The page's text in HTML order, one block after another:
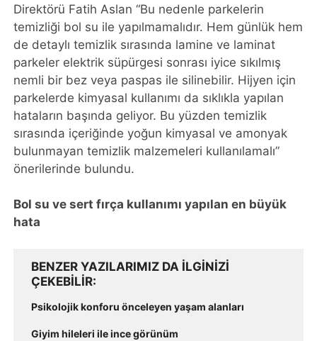
Direktörü Fatih Aslan “Bu nedenle parkelerin
temizliği bol su ile yapılmamalıdır. Hem günlük hem
de detaylı temizlik sırasında lamine ve laminat
parkeler elektrik süpürgesi sonrası iyice sıkılmış
nemli bir bez veya paspas ile silinebilir. Hijyen için
parkelerde kimyasal kullanımı da sıklıkla yapılan
hataların başında geliyor. Bu yüzden temizlik
sırasında içeriğinde yoğun kimyasal ve amonyak
bulunmayan temizlik malzemeleri kullanılamalı”
önerilerinde bulundu.
Bol su ve sert fırça kullanımı yapılan en büyük
hata
BENZER YAZILARIMIZ DA ILGINIZI
ÇEKEBILIR
Psikolojik konforu önceleyen yaşam alanları
Giyim hileleri ile ince görünüm